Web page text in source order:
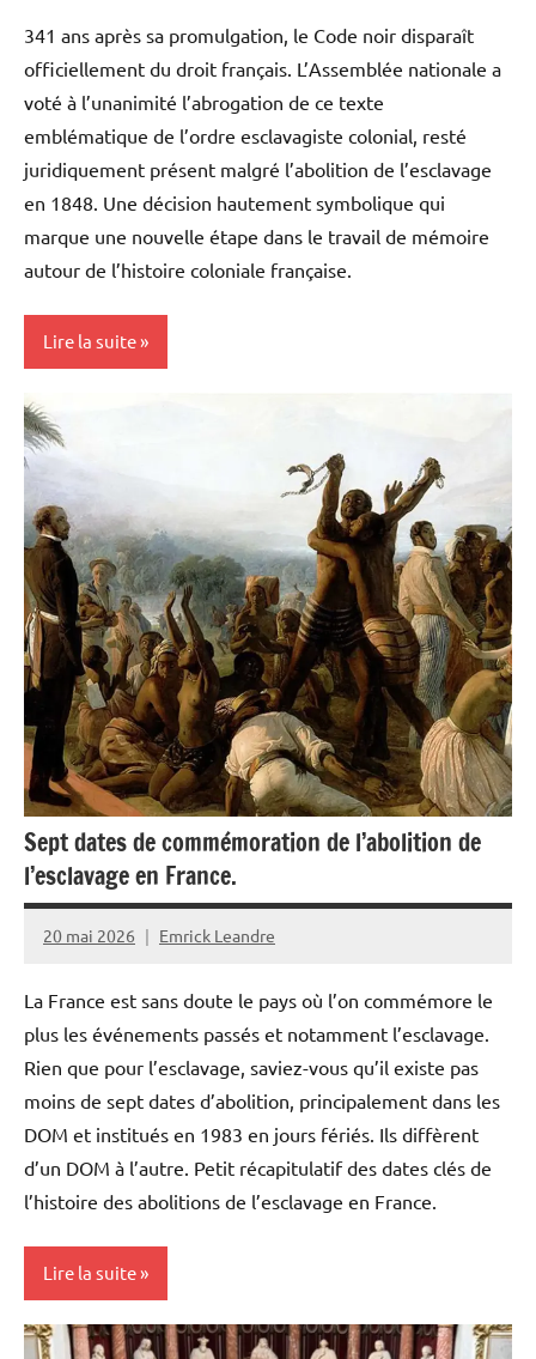
341 ans après sa promulgation, le Code noir disparaît
officiellement du droit français. L’Assemblée nationale a
voté à l’unanimité l’abrogation de ce texte
emblématique de l’ordre esclavagiste colonial, resté
juridiquement présent malgré l’abolition de l’esclavage
en 1848. Une décision hautement symbolique qui
marque une nouvelle étape dans le travail de mémoire
autour de l’histoire coloniale française.
Lire la suite
Antilles-
Guyane
Esclavage
France
Guadeloupe
Guyane
Histoire
Réunion
Martinique
Océan
Indien
Société
Sept dates de commémoration de l’abolition de
l’esclavage en France.
20 mai 2026 Emrick Leandre
La France est sans doute le pays où l’on commémore le
plus les événements passés et notamment l’esclavage.
Rien que pour l’esclavage, saviez-vous qu’il existe pas
moins de sept dates d’abolition, principalement dans les
DOM et institués en 1983 en jours fériés. Ils diffèrent
d’un DOM à l’autre. Petit récapitulatif des dates clés de
l’histoire des abolitions de l’esclavage en France.
Lire la suite
Antilles-